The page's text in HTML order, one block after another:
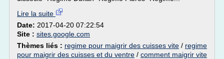
Lire la suite
Date: 2017-04-20 07:22:54
Site : sites.google.com
Thèmes liés : regime pour maigrir des cuisses vite / regime
pour maigrir des cuisses et du ventre / comment maigrir vite